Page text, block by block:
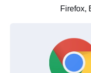
Firefox,